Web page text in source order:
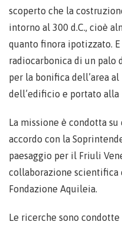
scoperto che la
intorno al 300 d.C., cioè
quanto finora ipotizzato.
radiocarbonica di un palo
per la bonifica dell’area
dell’edificio e portato alla
La missione è condotta
accordo con la
paesaggio per il Friuli
collaborazione
Fondazione Aquileia.
Le ricerche sono